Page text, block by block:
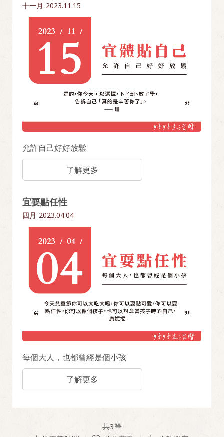
十一月 2023.11.15
允許自己好好放鬆
了解更多
宜耍點任性
四月 2023.04.04
每個大人，也都曾經是個小孩
了解更多
共3筆